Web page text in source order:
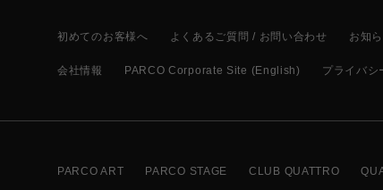
初めてのお客様へ よくあるご質問 / お問い合わせ お知
会社情報 PARCO Corporate Site (English) プライバシ
PARCO ART PARCO STAGE CLUB QUATTRO